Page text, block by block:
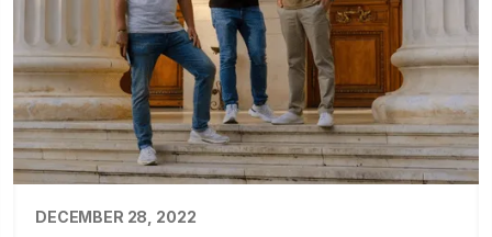
DECEMBER 28, 2022